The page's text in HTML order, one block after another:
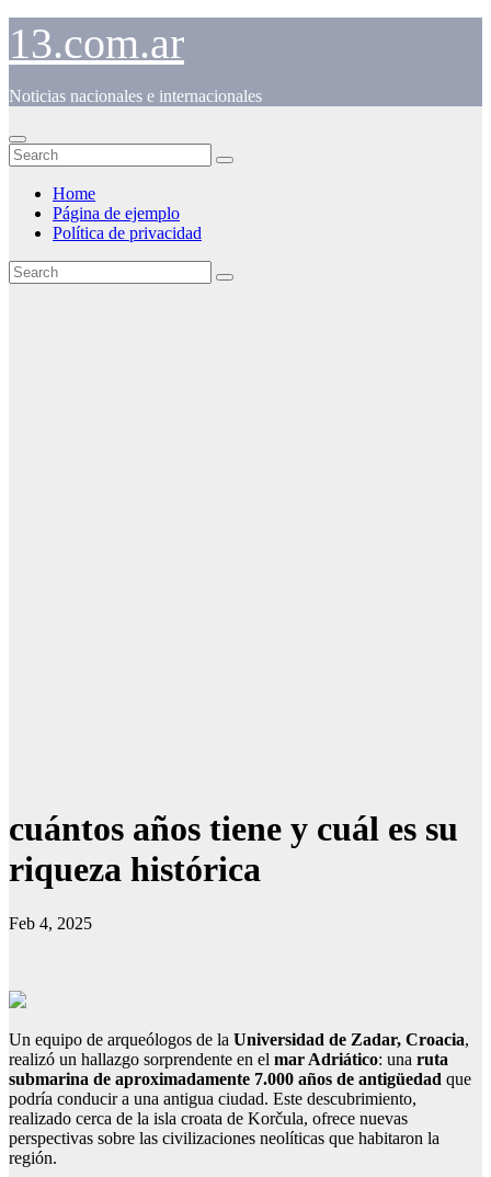
Skip
content
13.com.ar
Noticias nacionales e internacionales
Home
Página de ejemplo
Política de privacidad
cuántos años tiene y cuál es su
riqueza histórica
Feb 4, 2025
Un equipo de arqueólogos de la Universidad de Zadar, Croacia,
realizó un hallazgo sorprendente en el mar Adriático: una ruta
submarina de aproximadamente 7.000 años de antigüedad que
podría conducir a una antigua ciudad. Este descubrimiento,
realizado cerca de la isla croata de Korčula, ofrece nuevas
perspectivas sobre las civilizaciones neolíticas que habitaron la
región.